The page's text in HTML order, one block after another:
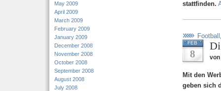
May 2009
April 2009
March 2009
February 2009
January 2009
December 2008
November 2008
October 2008
September 2008
August 2008
July 2008
stattfinden.
Football
FEB
8 von
Mit den
geben sich